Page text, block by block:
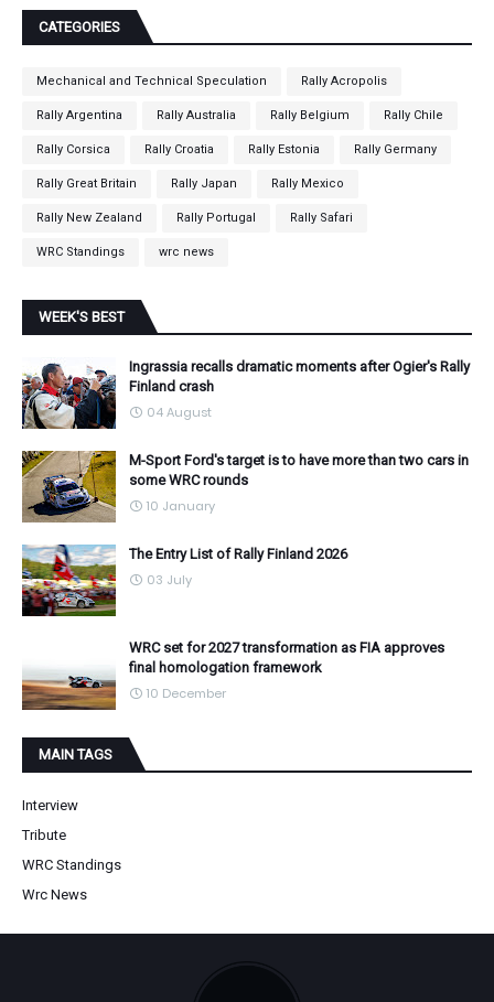
CATEGORIES
Mechanical and Technical Speculation Rally Acropolis
Rally Argentina Rally Australia Rally Belgium Rally Chile
Rally Corsica Rally Croatia Rally Estonia Rally Germany
Rally Great Britain Rally Japan Rally Mexico
Rally New Zealand Rally Portugal Rally Safari
WRC Standings wrc news
WEEK'S BEST
Ingrassia recalls dramatic moments after Ogier's Rally
Finland crash
04 August
M-Sport Ford's target is to have more than two cars in
some WRC rounds
10 January
The Entry List of Rally Finland 2026
03 July
WRC set for 2027 transformation as FIA approves
final homologation framework
10 December
MAIN TAGS
Interview
Tribute
WRC Standings
Wrc News